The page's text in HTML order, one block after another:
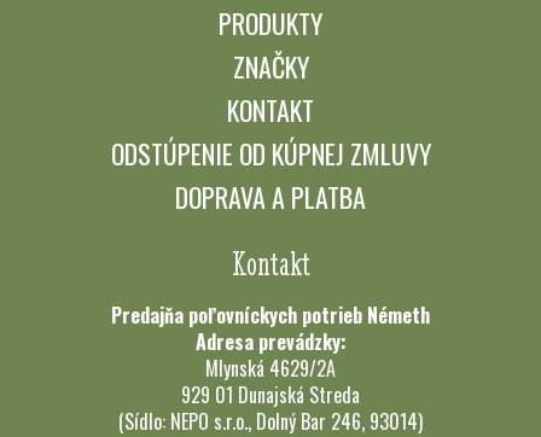
PRODUKTY
ZNAČKY
KONTAKT
ODSTÚPENIE OD KÚPNEJ ZMLUVY
DOPRAVA A PLATBA
Kontakt
Predajňa poľovníckych potrieb Németh
Adresa prevádzky:
Mlynská 4629/2A
929 01 Dunajská Streda
(Sídlo: NEPO s.r.o., Dolný Bar 246, 93014)